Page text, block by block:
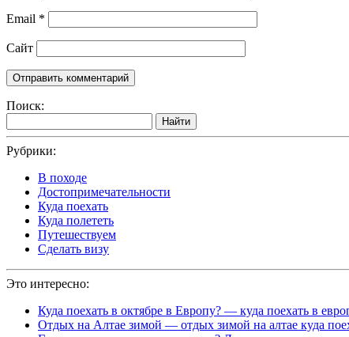
Email *
Сайт
Поиск:
Найти
Рубрики:
В походе
Достопримечательности
Куда поехать
Куда полететь
Путешествуем
Сделать визу
Это интересно:
Куда поехать в октябре в Европу? — куда поехать в
Отдых на Алтае зимой — отдых зимой на алтае куда